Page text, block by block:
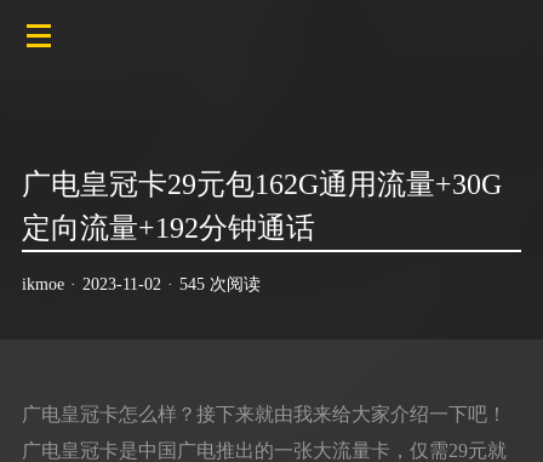
广电皇冠卡29元包162G通用流量+30G
定向流量+192分钟通话
ikmoe · 2023-11-02 · 545 次阅读
广电皇冠卡怎么样？接下来就由我来给大家介绍一下吧！
广电皇冠卡是中国广电推出的一张大流量卡，仅需29元就